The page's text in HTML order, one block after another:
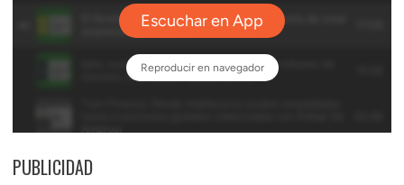
PUBLICIDAD